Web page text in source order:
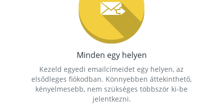
Minden egy helyen
Kezeld egyedi emailcímeidet egy helyen, az
elsődleges fiókodban. Könnyebben áttekinthető,
kényelmesebb, nem szükséges többször ki-be
jelentkezni.